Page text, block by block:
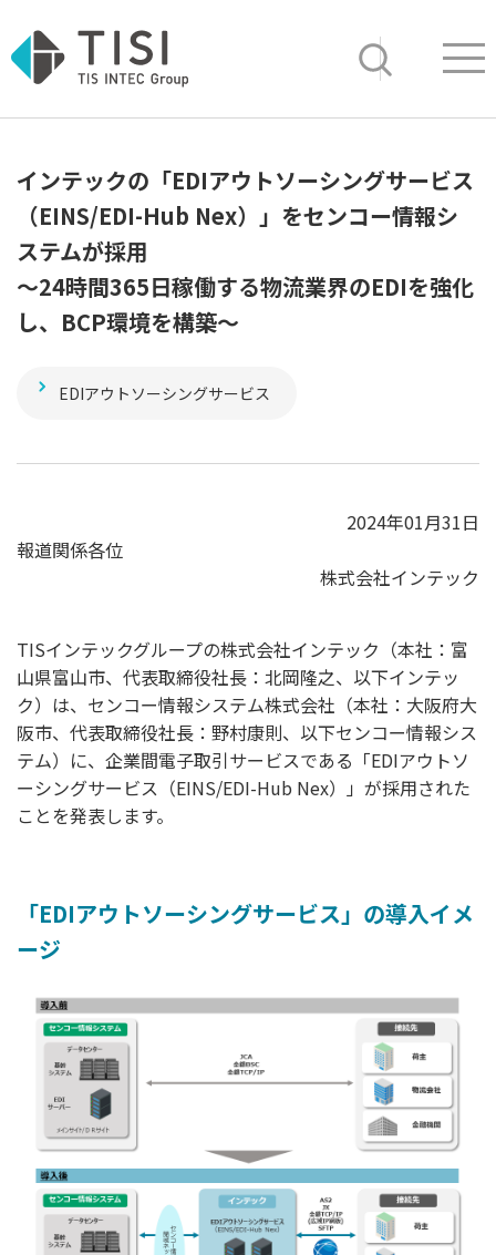
サイト内検索
インテックの「EDIアウトソーシングサービス
（EINS/EDI-Hub Nex）」をセンコー情報シ
ステムが採用
～24時間365日稼働する物流業界のEDIを強化
し、BCP環境を構築～
EDIアウトソーシングサービス
2024年01月31日
報道関係各位
株式会社インテック
TISインテックグループの株式会社インテック（本社：富
山県富山市、代表取締役社長：北岡隆之、以下インテッ
ク）は、センコー情報システム株式会社（本社：大阪府大
阪市、代表取締役社長：野村康則、以下センコー情報シス
テム）に、企業間電子取引サービスである「EDIアウトソ
ーシングサービス（EINS/EDI-Hub Nex）」が採用された
ことを発表します。
「EDIアウトソーシングサービス」の導入イメ
ージ